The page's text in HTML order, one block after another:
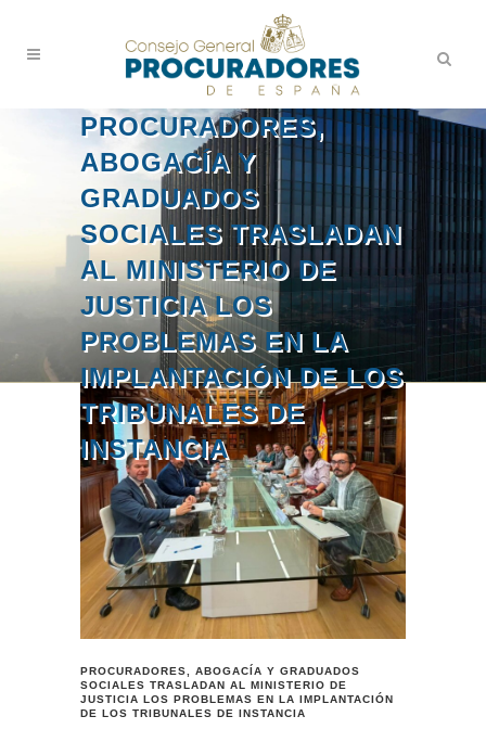
PROCURADORES,
ABOGACÍA Y
GRADUADOS
SOCIALES TRASLADAN
AL MINISTERIO DE
JUSTICIA LOS
PROBLEMAS EN LA
IMPLANTACIÓN DE LOS
TRIBUNALES DE
INSTANCIA
PROCURADORES, ABOGACÍA Y GRADUADOS
SOCIALES TRASLADAN AL MINISTERIO DE
JUSTICIA LOS PROBLEMAS EN LA IMPLANTACIÓN
DE LOS TRIBUNALES DE INSTANCIA